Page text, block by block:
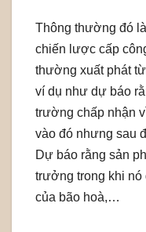
Thông thường đó
chiến lược cấp
thường xuất phát
ví dụ như dự báo
trường chấp nhận
vào đó nhưng sau
Dự báo rằng sản
trưởng trong khi
của bão hoà,…